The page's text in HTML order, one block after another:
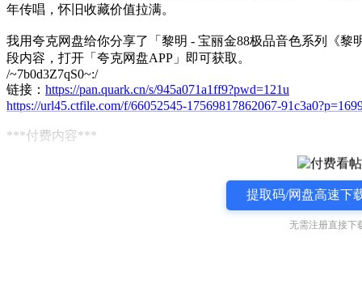
年传唱，怀旧收藏价值拉满。
我用夸克网盘给你分享了「黎明 - 宝丽金88极品音色系列《黎
段内容，打开「夸克网盘APP」即可获取。
/~7b0d3Z7qS0~:/
链接： https://pan.quark.cn/s/945a071a1ff9?pwd=121u
https://url45.ctfile.com/f/66052545-17569817862067-
***付费内容***
提取码/网盘高速下
无需注册直接下